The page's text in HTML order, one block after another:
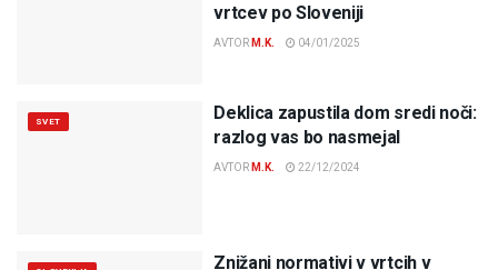
vrtcev po Sloveniji
AVTOR M.K. 04/01/2025
SVET
Deklica zapustila dom sredi noči:
razlog vas bo nasmejal
AVTOR M.K. 22/12/2024
Znižani normativi v vrtcih v